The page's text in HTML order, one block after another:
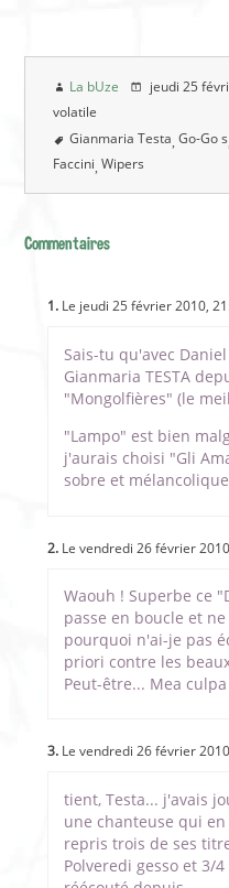
La bUze jeudi 25
volatile
Gianmaria Testa Go-Go s
Faccini Wipers
Commentaires
1.Le jeudi 25 février 2010,
Sais-tu qu'avec
Gianmaria TESTA
"Mongolfières" (le
"Lampo" est bien
j'aurais choisi "Gli
sobre et
2.Le vendredi 26 février
Waouh ! Superbe ce
passe en boucle et
pourquoi n'ai-je pas
priori contre les
Peut-être... Mea culpa
3.Le vendredi 26 février
tient, Testa... j'avais
une chanteuse qui
repris trois de ses
Polveredi gesso et 3/